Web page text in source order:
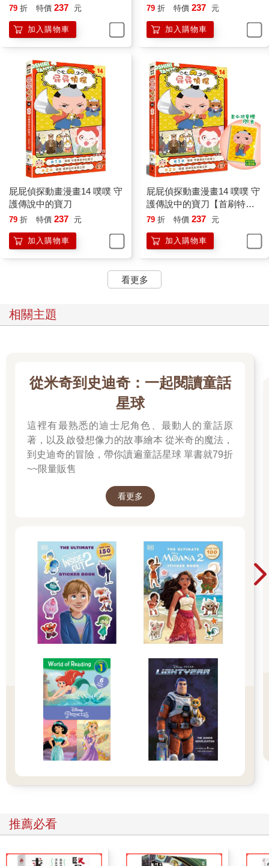
79 折 特價 237 元
加入購物車
79 折 特價 237 元
加入購物車
屁屁偵探動畫漫畫14 噗噗 守
護傳說中的寶刀
79 折 特價 237 元
加入購物車
屁屁偵探動畫漫畫14 噗噗 守
護傳說中的寶刀【首刷特贈
屁屁偵探主君造型閃卡】
79 折 特價 237 元
加入購物車
看更多
相關主題
從米奇到史迪奇：一起閱讀童話
星球
這裡有最熟悉的迪士尼角色、最動人的童話原
著，以及啟發想像力的故事繪本 從米奇的魔法，
到史迪奇的冒險，帶你讀遍童話星球 單書就79折
~~限量販售
看更多
推薦必看